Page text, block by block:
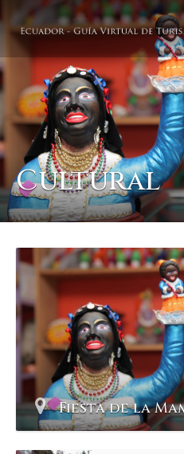
Cultural
Fiesta de la